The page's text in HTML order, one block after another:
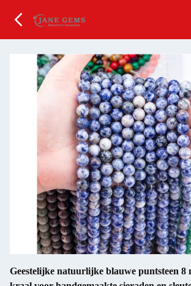
Geestelijke natuurlijke blauwe puntsteen 8